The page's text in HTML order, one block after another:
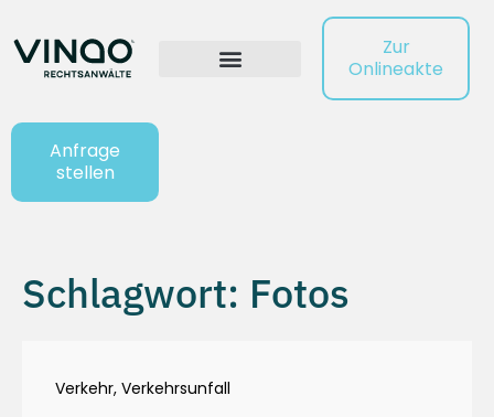
Zur
Onlineakte
Anfrage
stellen
Schlagwort: Fotos
Verkehr, Verkehrsunfall